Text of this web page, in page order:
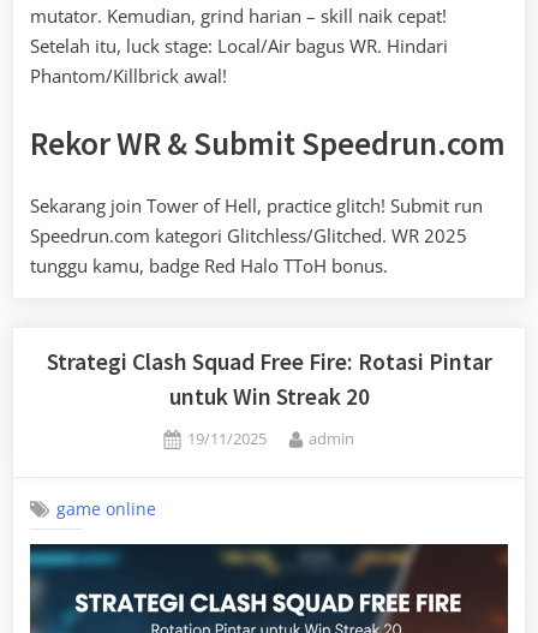
mutator. Kemudian, grind harian – skill naik cepat!
Setelah itu, luck stage: Local/Air bagus WR. Hindari
Phantom/Killbrick awal!
Rekor WR & Submit Speedrun.com
Sekarang join Tower of Hell, practice glitch! Submit run
Speedrun.com kategori Glitchless/Glitched. WR 2025
tunggu kamu, badge Red Halo TToH bonus.
Strategi Clash Squad Free Fire: Rotasi Pintar
untuk Win Streak 20
Posted
19/11/2025 By
admin
game online